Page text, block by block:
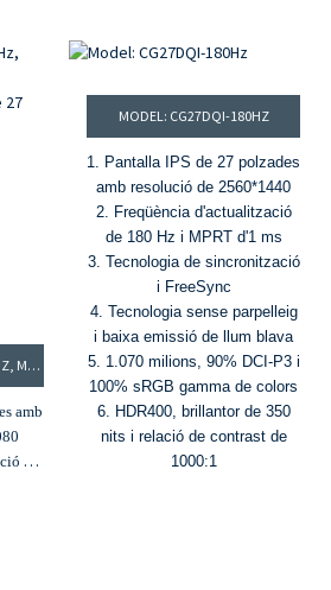
3. Temps de resposta MPRT d'1
4. Relació de contrast de 1000:1
i brillantor de 300 cd/m²
5. Suport HDR
MONITOR DE JOCS DE 360 ​​HZ, MONITOR D'ALTA FREQÜÈNCIA D'ACTUALITZACIÓ, MONITOR DE 27 POLZADES: CG27DFI
amb
de
MODEL: CG27DQI-180HZ
1. Pantalla IPS de 27 polzades
amb resolució de 2560*1440
2. Freqüència d'actualització
de 180 Hz i MPRT d'1 ms
3. Tecnologia de sincronització
i FreeSync
4. Tecnologia sense parpelleig
i baixa emissió de llum blava
5. 1.070 milions, 90% DCI-P3 i
100% sRGB gamma de colors
6. HDR400, brillantor de 350
nits i relació de contrast de
1000:1